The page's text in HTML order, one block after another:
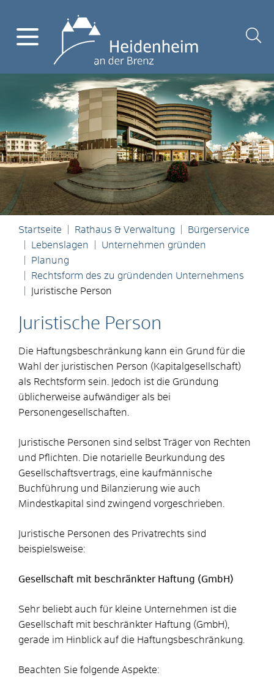
Startseite Rathaus & Verwaltung
Bürgerservice
Lebenslagen
Unternehmen gründen
Planung
Rechtsform des zu gründenden Unternehmens
Juristische Person
Juristische Person
Die Haftungsbeschränkung kann ein Grund für die
Wahl der juristischen Person (Kapitalgesellschaft)
als Rechtsform sein. Jedoch ist die Gründung
üblicherweise aufwändiger als bei
Personengesellschaften.
Juristische Personen sind selbst Träger von Rechten
und Pflichten. Die notarielle Beurkundung des
Gesellschaftsvertrags, eine kaufmännische
Buchführung und Bilanzierung wie auch
Mindestkapital sind zwingend vorgeschrieben.
Juristische Personen des Privatrechts sind
beispielsweise:
Gesellschaft mit beschränkter Haftung (GmbH)
Sehr beliebt auch für kleine Unternehmen ist die
Gesellschaft mit beschränkter Haftung (GmbH),
gerade im Hinblick auf die Haftungsbeschränkung.
Beachten Sie folgende Aspekte: